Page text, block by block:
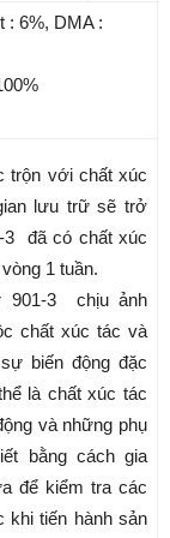
: 6%, DMA :
trộn với chất xúc
lưu trữ sẽ trở
3 đã có chất xúc
1 tuần.
901-3 chịu ảnh
chất xúc tác và
biến động đặc
là chất xúc tác
và những phụ
bằng cách gia
để kiểm tra các
khi tiến hành sản